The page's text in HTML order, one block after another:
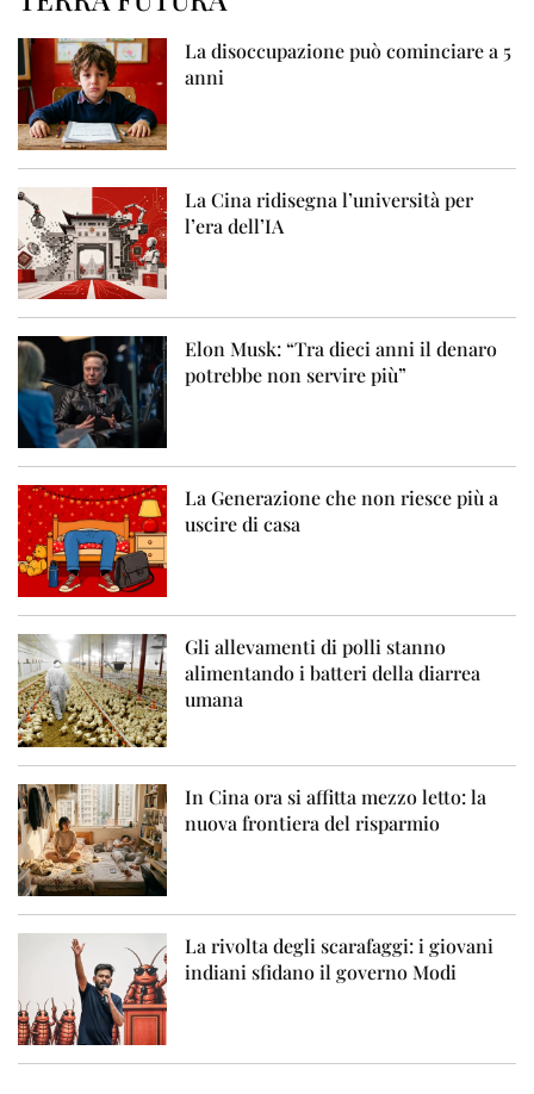
La disoccupazione può cominciare a 5
anni
La Cina ridisegna l’università per
l’era dell’IA
Elon Musk: “Tra dieci anni il denaro
potrebbe non servire più”
La Generazione che non riesce più a
uscire di casa
Gli allevamenti di polli stanno
alimentando i batteri della diarrea
umana
In Cina ora si affitta mezzo letto: la
nuova frontiera del risparmio
La rivolta degli scarafaggi: i giovani
indiani sfidano il governo Modi